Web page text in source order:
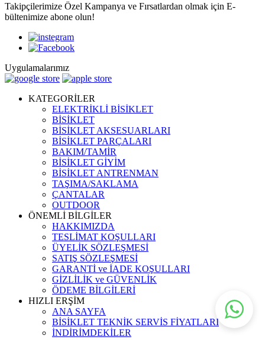
Takipçilerimize Özel Kampanya ve Fırsatlardan olmak için E-
bültenimize abone olun!
Uygulamalarımız
KATEGORİLER
ELEKTRİKLİ BİSİKLET
BİSİKLET
BİSİKLET AKSESUARLARI
BİSİKLET PARÇALARI
BAKIM/TAMİR
BİSİKLET GİYİM
BİSİKLET ANTRENMAN
TAŞIMA/SAKLAMA
ÇANTALAR
OUTDOOR
ÖNEMLİ BİLGİLER
HAKKIMIZDA
TESLİMAT KOŞULLARI
ÜYELİK SÖZLEŞMESİ
SATIŞ SÖZLEŞMESİ
GARANTİ ve İADE KOŞULLARI
GİZLİLİK ve GÜVENLİK
ÖDEME BİLGİLERİ
HIZLI ERŞİM
ANA SAYFA
BİSİKLET TEKNİK SERVİS FİYATLARI
İNDİRİMDEKİLER